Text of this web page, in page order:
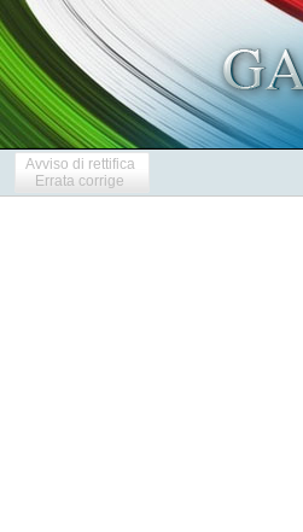
Avviso di rettifica
Errata corrige